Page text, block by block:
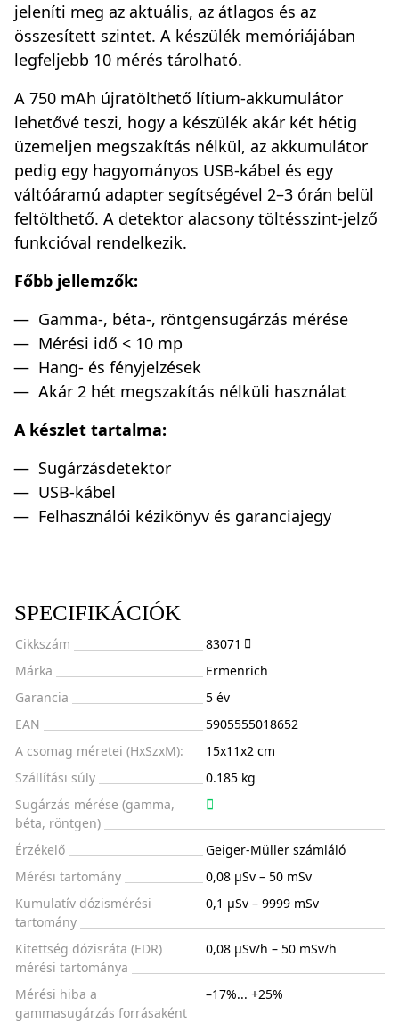
jeleníti meg az aktuális, az átlagos és az
összesített szintet. A készülék memóriájában
legfeljebb 10 mérés tárolható.
A 750 mAh újratölthető lítium-akkumulátor
lehetővé teszi, hogy a készülék akár két hétig
üzemeljen megszakítás nélkül, az akkumulátor
pedig egy hagyományos USB-kábel és egy
váltóáramú adapter segítségével 2–3 órán belül
feltölthető. A detektor alacsony töltésszint-jelző
funkcióval rendelkezik.
Főbb jellemzők:
Gamma-, béta-, röntgensugárzás mérése
Mérési idő < 10 mp
Hang- és fényjelzések
Akár 2 hét megszakítás nélküli használat
A készlet tartalma:
Sugárzásdetektor
USB-kábel
Felhasználói kézikönyv és garanciajegy
SPECIFIKÁCIÓK
Cikkszám
83071
Márka
Ermenrich
Garancia
5 év
EAN
5905555018652
A csomag méretei (HxSzxM):
15x11x2 cm
Szállítási súly
0.185 kg
Sugárzás mérése (gamma,
béta, röntgen)
Érzékelő
Geiger-Müller számláló
Mérési tartomány
0,08 µSv – 50 mSv
Kumulatív dózismérési
tartomány
0,1 µSv – 9999 mSv
Kitettség dózisráta (EDR)
mérési tartománya
0,08 µSv/h – 50 mSv/h
Mérési hiba a
gammasugárzás forrásaként
–17%... +25%